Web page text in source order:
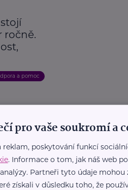
ročně.
a pomoc
osob se
nelegální
pro vaše soukromí a
reklam, poskytování funkcí
. Informace o tom, jak náš web
Partneři tyto údaje
získali v důsledku toho, že